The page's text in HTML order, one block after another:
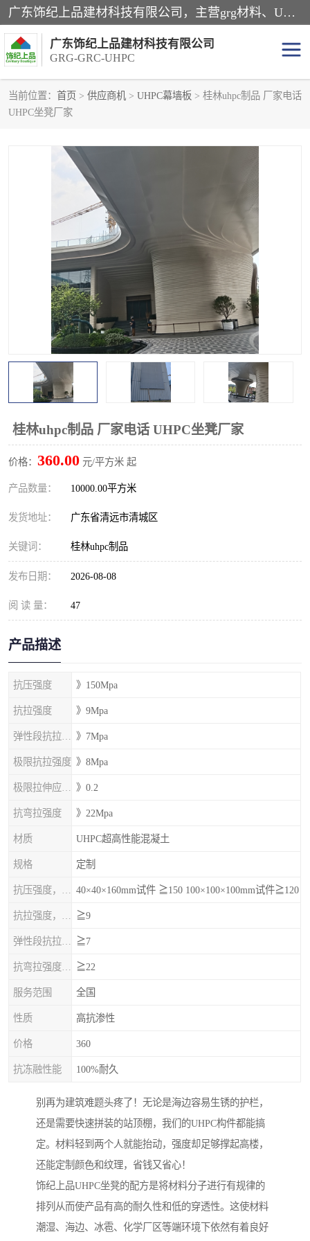
广东饰纪上品建材科技有限公司，主营grg材料、UHPC板、grc构件、uhpc幕墙板、grg厂家、grc厂家、uhpc厂家、GRG吊顶、grg石膏板、grg构件、外墙grc线条、grg造型、grg材料定制，uhpc高性能混凝土，uhpc构件，uhpc镂空挂板，grg材料生产厂家，广东grg厂家，广东grc厂家，联系方式*，2万平厂房，如果您对我公司的产品服务感兴趣，请联系我们。
广东饰纪上品建材科技有限公司
GRG-GRC-UHPC
当前位置： 首页 > 供应商机 > UHPC幕墙板 > 桂林uhpc制品 厂家电话
UHPC坐凳厂家
桂林uhpc制品 厂家电话 UHPC坐凳厂家
价格： 360.00 元/平方米 起
产品数量： 10000.00平方米
发货地址： 广东省清远市清城区
关键词： 桂林uhpc制品
发布日期： 2026-08-08
阅 读 量： 47
产品描述
抗压强度 》150Mpa
抗拉强度 》9Mpa
》7Mpa
极限抗拉强度 》8Mpa
》0.2
抗弯拉强度 》22Mpa
材质 UHPC超高性能混凝土
规格 定制
40×40×160mm试件 ≧150 100×100×100mm试件≧120
≧9
≧7
≧22
服务范围 全国
性质 高抗渗性
价格 360
抗冻融性能 100%耐久
别再为建筑难题头疼了！无论是海边容易生锈的护栏，
还是需要快速拼装的站顶棚，我们的UHPC构件都能搞
定。材料轻到两个人就能抬动，强度却足够撑起高楼，
还能定制颜色和纹理，省钱又省心！
饰纪上品UHPC坐凳的配方是将材料分子进行有规律的
排列从而使产品有高的耐久性和低的穿透性。这使材料
潮湿、海边、冰雹、化学厂区等端环境下依然有着良好
GRG构件
UHPC构件 发泡陶瓷装饰构件
GRG吊顶 GRG材料生产厂家
UHPC幕墙板 GRC树池坐凳
UHPC树池坐凳